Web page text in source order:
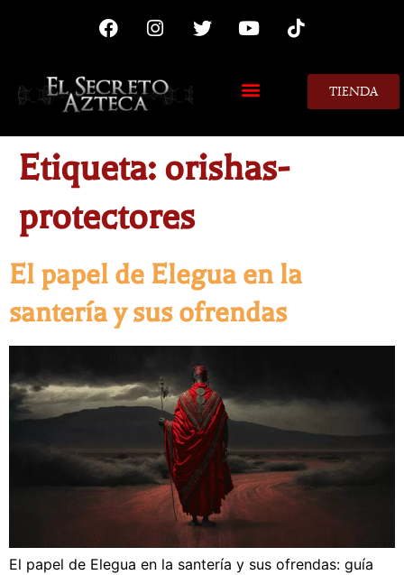
TIENDA
Etiqueta: orishas-
protectores
El papel de Elegua en la
santería y sus ofrendas
El papel de Elegua en la santería y sus ofrendas: guía